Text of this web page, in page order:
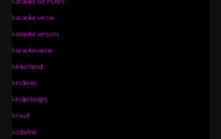
karaoke versie
karaoke version
karaokeversie
kikkerland
kinderen
kinderliedjes
knauf
kodaline